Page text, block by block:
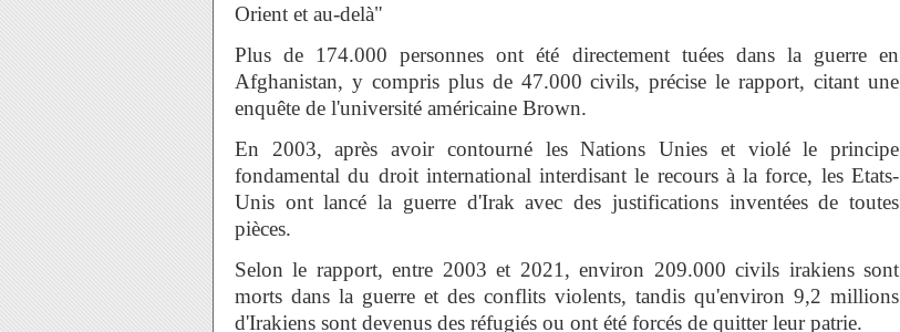
Orient et au-delà"
Plus de 174.000 personnes ont été directement tuées dans la guerre en
Afghanistan, y compris plus de 47.000 civils, précise le rapport, citant une
enquête de l'université américaine Brown.
En 2003, après avoir contourné les Nations Unies et violé le principe
fondamental du droit international interdisant le recours à la force, les Etats-
Unis ont lancé la guerre d'Irak avec des justifications inventées de toutes
pièces.
Selon le rapport, entre 2003 et 2021, environ 209.000 civils irakiens sont
morts dans la guerre et des conflits violents, tandis qu'environ 9,2 millions
d'Irakiens sont devenus des réfugiés ou ont été forcés de quitter leur patrie.